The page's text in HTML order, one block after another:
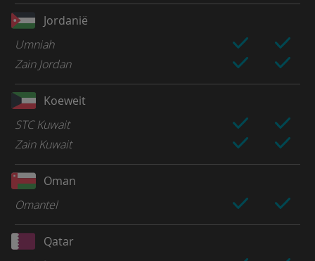
Jordanië
Umniah
Zain Jordan
Koeweit
STC Kuwait
Zain Kuwait
Oman
Omantel
Qatar